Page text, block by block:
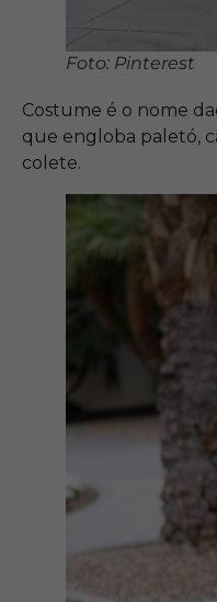
Foto: Pinterest
Costume é o nome
que engloba paletó,
colete.